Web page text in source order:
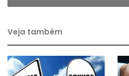
Veja também